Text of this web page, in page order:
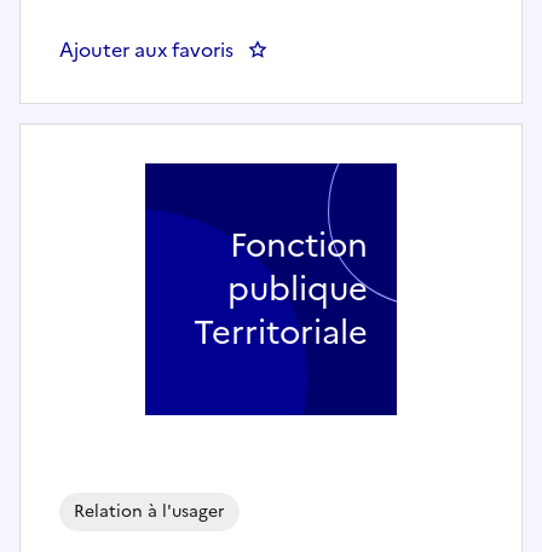
Ajouter aux favoris : Projectionniste/médiateur H/F
Relation à l'usager
Fonction
publique
Territoriale